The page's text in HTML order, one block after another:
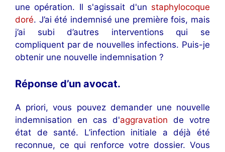
une opération. Il s'agissait d'un staphylocoque
doré. J’ai été indemnisé une première fois, mais
j’ai subi d’autres interventions qui se
compliquent par de nouvelles infections. Puis-je
obtenir une nouvelle indemnisation ?
Réponse d’un avocat.
A priori, vous pouvez demander une nouvelle
indemnisation en cas d'aggravation de votre
état de santé. L’infection initiale a déjà été
reconnue, ce qui renforce votre dossier. Vous